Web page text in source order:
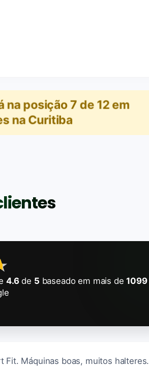
na posição 7 de 12 em
na Curitiba
4.6de 5 baseado em mais de1099
Fit. Máquinas boas, muitos halteres.